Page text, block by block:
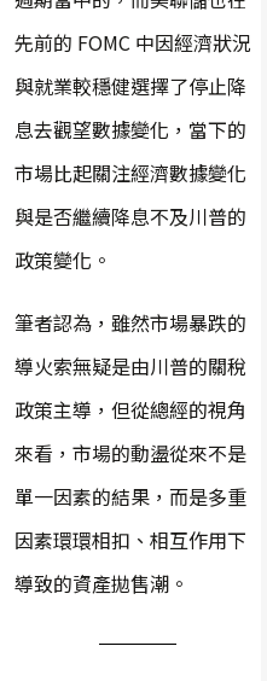
先前的 FOMC 中因經濟狀況
與就業較穩健選擇了停止降
息去觀望數據變化，當下的
市場比起關注經濟數據變化
與是否繼續降息不及川普的
政策變化。
筆者認為，雖然市場暴跌的
導火索無疑是由川普的關稅
政策主導，但從總經的視角
來看，市場的動盪從來不是
單一因素的結果，而是多重
因素環環相扣、相互作用下
導致的資產拋售潮。